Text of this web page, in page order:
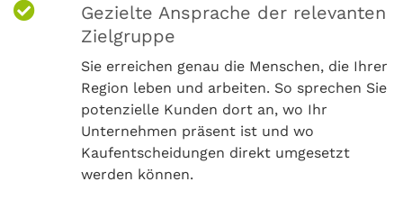
Gezielte Ansprache der relevanten
Zielgruppe
Sie erreichen genau die Menschen, die Ihrer
Region leben und arbeiten. So sprechen Sie
potenzielle Kunden dort an, wo Ihr
Unternehmen präsent ist und wo
Kaufentscheidungen direkt umgesetzt
werden können.